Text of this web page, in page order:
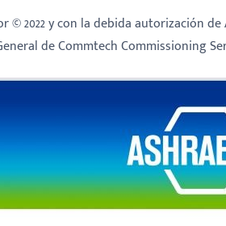
2022 y con la debida autorización de
de Commtech Commissioning